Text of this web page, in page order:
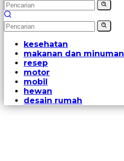
kesehatan
makanan dan minuman
resep
motor
mobil
hewan
desain rumah